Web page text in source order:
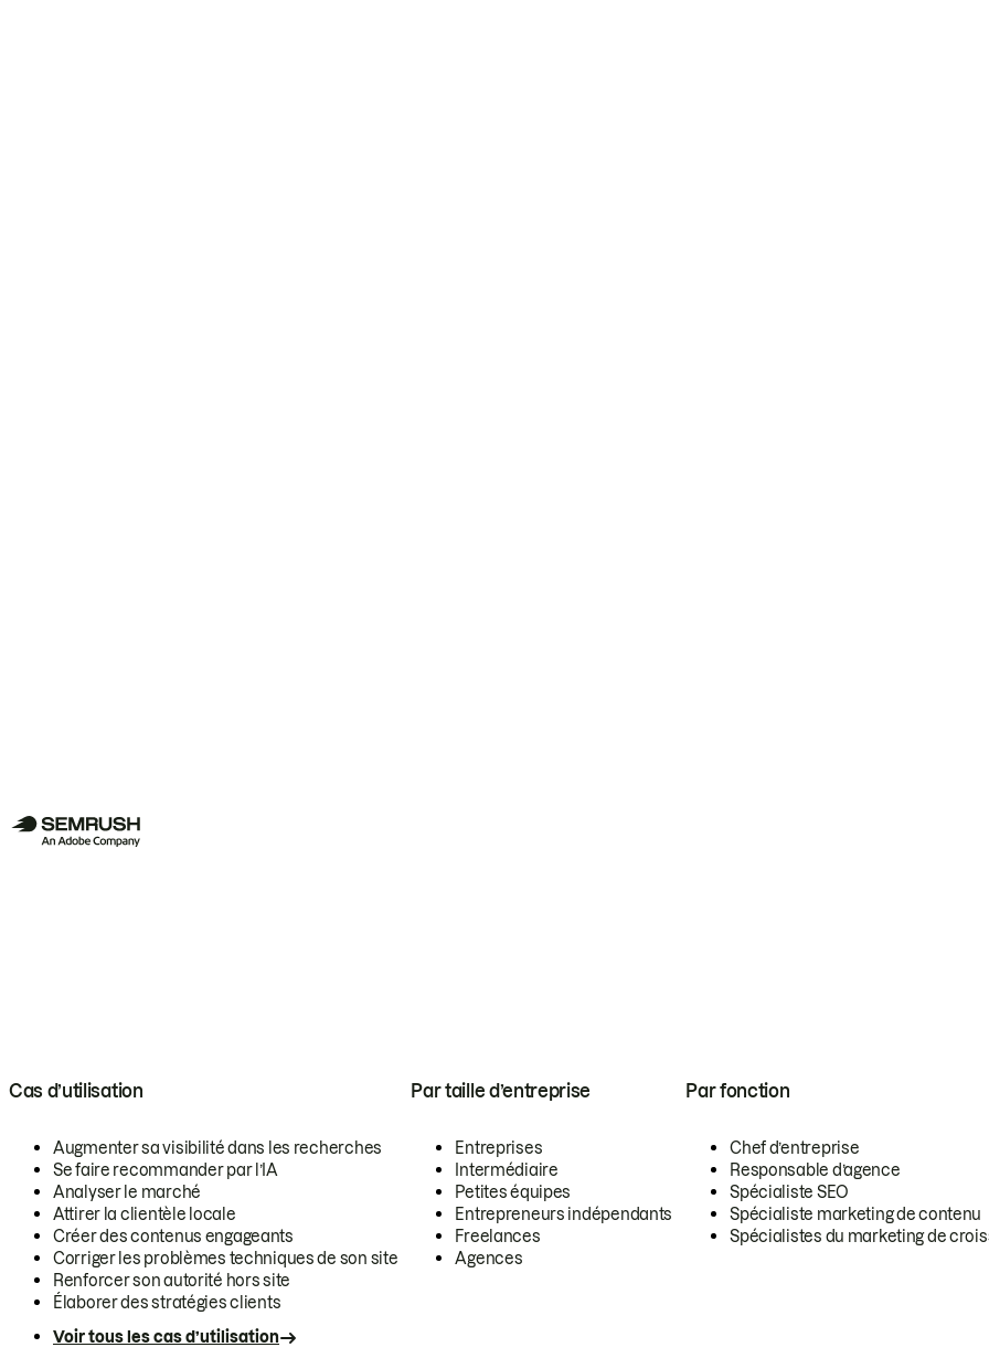
Cas d’utilisation
Augmenter sa visibilité dans les recherches
Se faire recommander par l’IA
Analyser le marché
Attirer la clientèle locale
Créer des contenus engageants
Corriger les problèmes techniques de son site
Renforcer son autorité hors site
Élaborer des stratégies clients
Voir tous les cas d’utilisation
Par taille d’entreprise
Entreprises
Intermédiaire
Petites équipes
Entrepreneurs indépendants
Freelances
Agences
Par fonction
Chef d’entreprise
Responsable d’agence
Spécialiste SEO
Spécialiste marketing de contenu
Spécialistes du marketing de